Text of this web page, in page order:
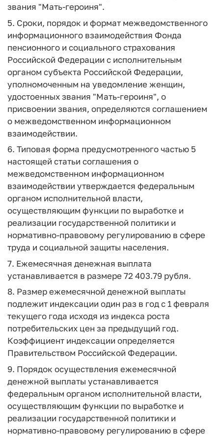
звания "Мать-героиня".
5. Сроки, порядок и формат межведомственного
информационного взаимодействия Фонда
пенсионного и социального страхования
Российской Федерации с исполнительным
органом субъекта Российской Федерации,
уполномоченным на уведомление женщин,
удостоенных звания "Мать-героиня", о
присвоении звания, определяются соглашением
о межведомственном информационном
взаимодействии.
6. Типовая форма предусмотренного частью 5
настоящей статьи соглашения о
межведомственном информационном
взаимодействии утверждается федеральным
органом исполнительной власти,
осуществляющим функции по выработке и
реализации государственной политики и
нормативно-правовому регулированию в сфере
труда и социальной защиты населения.
7. Ежемесячная денежная выплата
устанавливается в размере 72 403.79 рубля.
8. Размер ежемесячной денежной выплаты
подлежит индексации один раз в год с 1 февраля
текущего года исходя из индекса роста
потребительских цен за предыдущий год.
Коэффициент индексации определяется
Правительством Российской Федерации.
9. Порядок осуществления ежемесячной
денежной выплаты устанавливается
федеральным органом исполнительной власти,
осуществляющим функции по выработке и
реализации государственной политики и
нормативно-правовому регулированию в сфере